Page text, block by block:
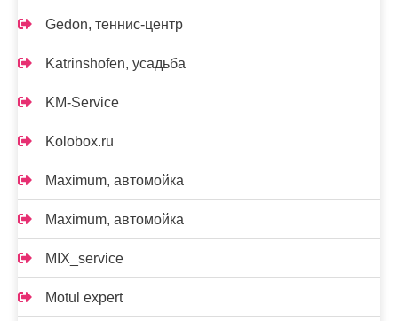
Gedon, теннис-центр
Katrinshofen, усадьба
KM-Service
Kolobox.ru
Maximum, автомойка
Maximum, автомойка
MIX_service
Motul expert